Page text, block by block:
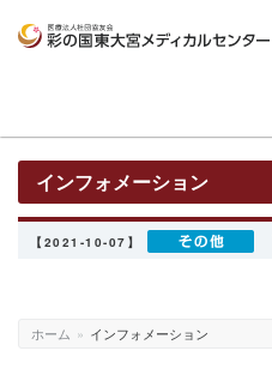
メディカルセンター
インフォメーション
【2021-10-07】
ホーム » インフォメーション